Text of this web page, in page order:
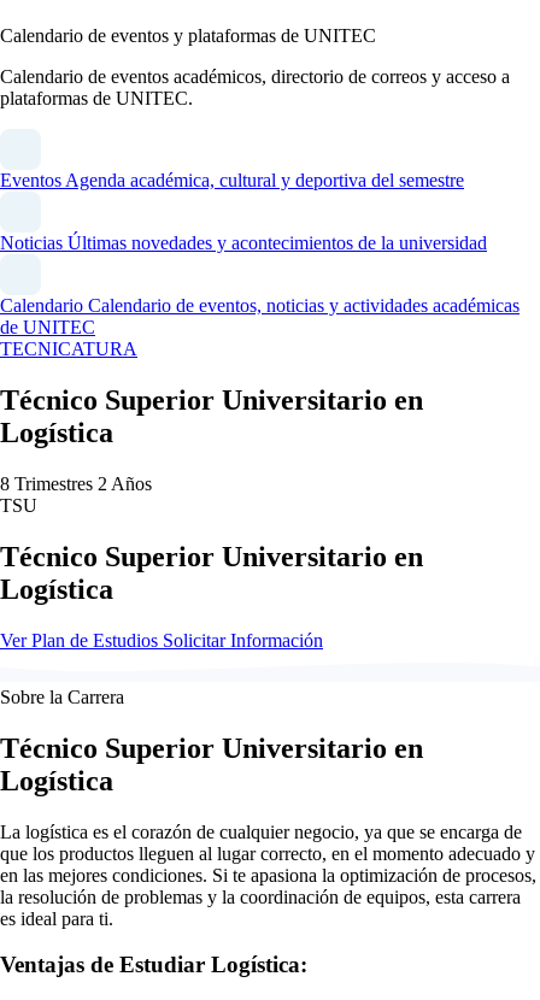
Calendario de eventos y plataformas de UNITEC
Calendario de eventos académicos, directorio de correos y acceso a
plataformas de UNITEC.
Eventos Agenda académica, cultural y deportiva del semestre
Noticias Últimas novedades y acontecimientos de la universidad
Calendario Calendario de eventos, noticias y actividades académicas
de UNITEC
TECNICATURA
Técnico Superior Universitario en
Logística
8 Trimestres 2 Años
TSU
Técnico Superior Universitario en
Logística
Ver Plan de Estudios Solicitar Información
Sobre la Carrera
Técnico Superior Universitario en
Logística
La logística es el corazón de cualquier negocio, ya que se encarga de
que los productos lleguen al lugar correcto, en el momento adecuado y
en las mejores condiciones. Si te apasiona la optimización de procesos,
la resolución de problemas y la coordinación de equipos, esta carrera
es ideal para ti.
Ventajas de Estudiar Logística: